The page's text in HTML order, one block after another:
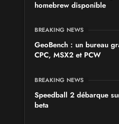
homebrew disponible
BREAKING NEWS
GeoBench : un bureau
CPC, MSX2 et PCW
BREAKING NEWS
Speedball 2 débarque
beta